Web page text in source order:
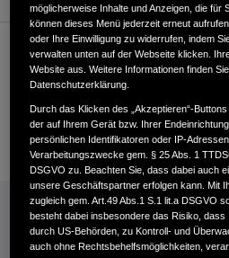
Kundenservice
+49622145710
E-Mail
INFORMATIONEN:
Kraftstoffverbrauch Jazz e:HEV in l/100
Emissionen in g/km: kombiniert
möglicherweise Inhalte und Anzeigen, die für
können dieses Menü jederzeit erneut
oder Ihre Einwilligung zu widerrufen, indem
verwalten unten auf der Webseite klicken.
Website aus. Weitere Informationen finden
Datenschutzerklärung.
Durch das Klicken des „Akzeptieren“-
der auf Ihrem Gerät bzw. Ihrer
persönlichen Identifikatoren oder IP-
Verarbeitungszwecke gem. § 25 Abs. 1
DSGVO zu. Beachten Sie, dass dabei auch
unsere Geschäftspartner erfolgen kann. Mit
zugleich gem. Art.49 Abs.1 S.1 lit.a DSGVO
besteht dabei insbesondere das Risiko,
durch US-Behörden, zu Kontroll- und
auch ohne Rechtsbehelfsmöglichkeiten,